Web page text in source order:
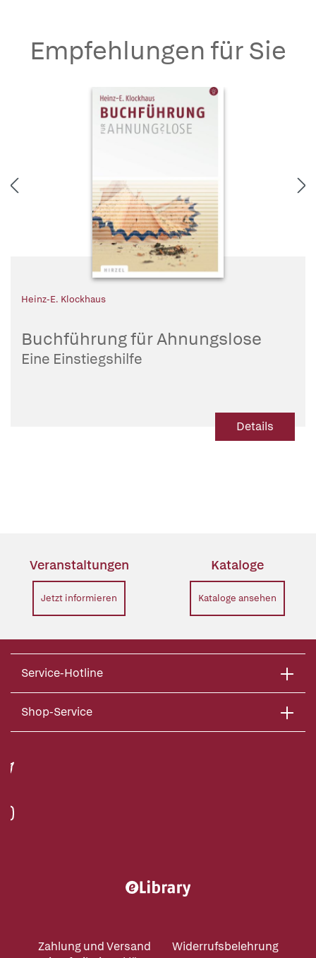
Empfehlungen für Sie
Heinz-E. Klockhaus
Buchführung für Ahnungslose
Eine Einstiegshilfe
Details
Veranstaltungen
Jetzt informieren
Kataloge
Kataloge ansehen
Service-Hotline
Shop-Service
Zahlung und Versand
Widerrufsbelehrung